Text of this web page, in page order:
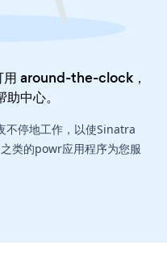
around-the-clock，
助中心。
不停地工作，以使Sinatra
类的powr应用程序为您服